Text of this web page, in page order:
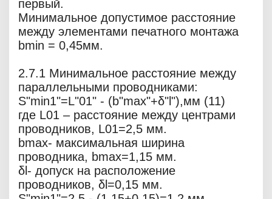
первый.
Минимальное допустимое расстояние
между элементами печатного монтажа
bmin = 0,45мм.
2.7.1 Минимальное расстояние между
параллельными проводниками:
S"min1"=L"01" - (b"max"+δ"l"),мм (11)
где L01 – расстояние между центрами
проводников, L01=2,5 мм.
bmax- максимальная ширина
проводника, bmax=1,15 мм.
δl- допуск на расположение
проводников, δl=0,15 мм.